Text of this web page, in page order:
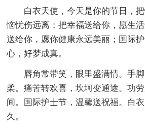
白衣天使，今天是你的节日，
恼忧伤远离；把幸福送给你，愿生
送给你，愿你健康永远美丽；国际
心，好梦成真。
唇角常带笑，眼里盛满情。手
柔。痛苦转欢喜，坎坷变通途。功
间。国际护士节，温馨送祝福。白
久。